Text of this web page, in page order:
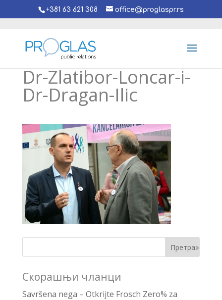
+381 63 621 308 office@proglaspr.rs
Dr-Zlatibor-Loncar-i-
Dr-Dragan-Ilic
Скорашњи чланци
Savršena nega – Otkrijte Frosch Zero% za